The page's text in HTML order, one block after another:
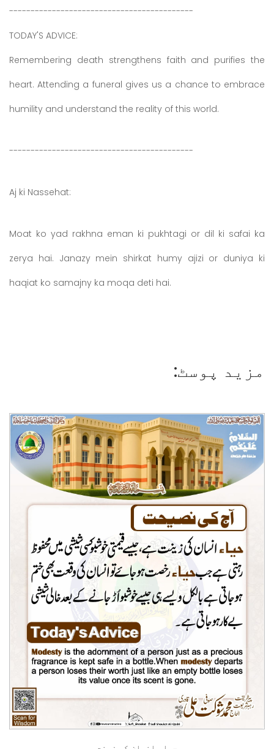
-------------------------------------------
TODAY'S ADVICE:
Remembering death strengthens faith and purifies the
heart. Attending a funeral gives us a chance to embrace
humility and understand the reality of this world.
-------------------------------------------
Aj ki Nassehat:
Moat ko yad rakhna eman ki pukhtagi or dil ki safai ka
zerya hai. Janazy mein shirkat humy ajizi or duniya ki
haqiat ko samajny ka moqa deti hai.
مزید پوسٹ: